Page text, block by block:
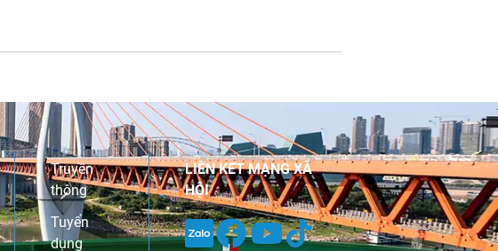
Truyền
thông
Tuyển
dụng
LIÊN KẾT MẠNG XÃ
HỘI